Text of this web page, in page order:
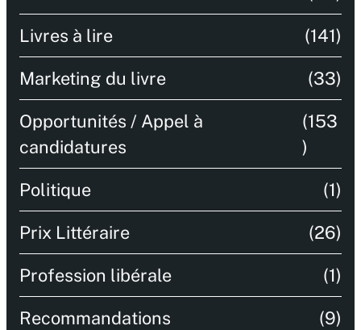
Livres à lire (141)
Marketing du livre (33)
Opportunités / Appel à
candidatures
(153
)
Politique (1)
Prix Littéraire (26)
Profession libérale (1)
Recommandations (9)